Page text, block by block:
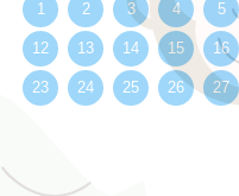
1 2 3 4 5
12 13 14 15 16
23 24 25 26 27